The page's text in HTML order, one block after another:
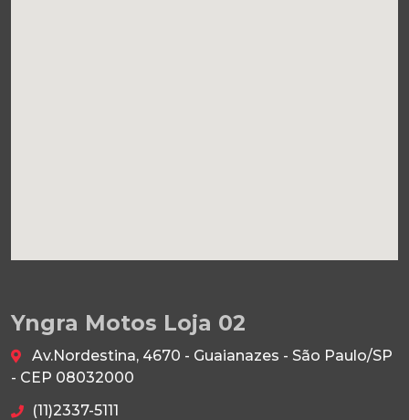
Yngra Motos Loja 02
Av.Nordestina, 4670 - Guaianazes - São Paulo/SP
- CEP 08032000
(11)2337-5111